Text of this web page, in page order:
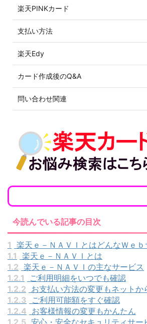
楽天PINKカード
支払い方法
楽天Edy
カード作成後のQ&A
問い合わせ関連
今読んでいる記事の目次
1 楽天ｅ－ＮＡＶＩとはどんなＷｅｂ
1.1 楽天ｅ－ＮＡＶＩとは
1.2 楽天ｅ－ＮＡＶＩの主なサービス
1.2.1
ご利用明細をいつでも確認
1.2.2 お支払い方法の変更もネットか
1.2.3
ご利用可能額をすぐ確認
1.2.4 お客様情報の変更もかんたん
1.2.5 安心・安全なセキュリティサー